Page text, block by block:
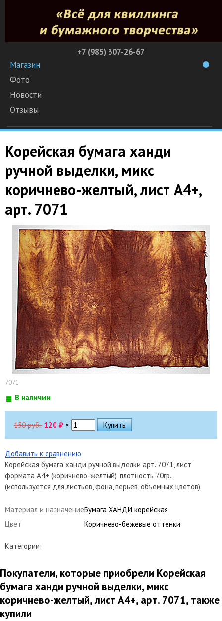
+7 (985) 307-26-67
Магазин
Фото
Новости
Отзывы
Корейская бумага ханди
ручной выделки, микс
коричнево-желтый, лист А4+,
арт. 7071
7071
В наличии
150 руб. 120 ₽ ×
Добавить к сравнению
Корейская бумага ханди ручной выделки арт. 7071, лист
формата А4+ (коричнево-желтый), плотность 70гр.,
(используется для листьев, фона, перьев, объемных цветов).
Материал и назначениеБумага ХАНДИ корейская
Цвет
Коричнево-бежевые оттенки
Категории:
Покупатели, которые приобрели Корейская
бумага ханди ручной выделки, микс
коричнево-желтый, лист А4+, арт. 7071, также
купили